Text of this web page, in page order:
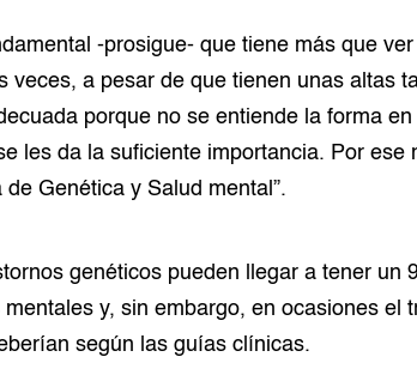
-prosigue- que tiene más que
veces, a pesar de que tienen unas altas
porque no se entiende la forma
les da la suficiente importancia. Por ese
Genética y Salud mental”.
genéticos pueden llegar a tener un
y, sin embargo, en ocasiones el
según las guías clínicas.